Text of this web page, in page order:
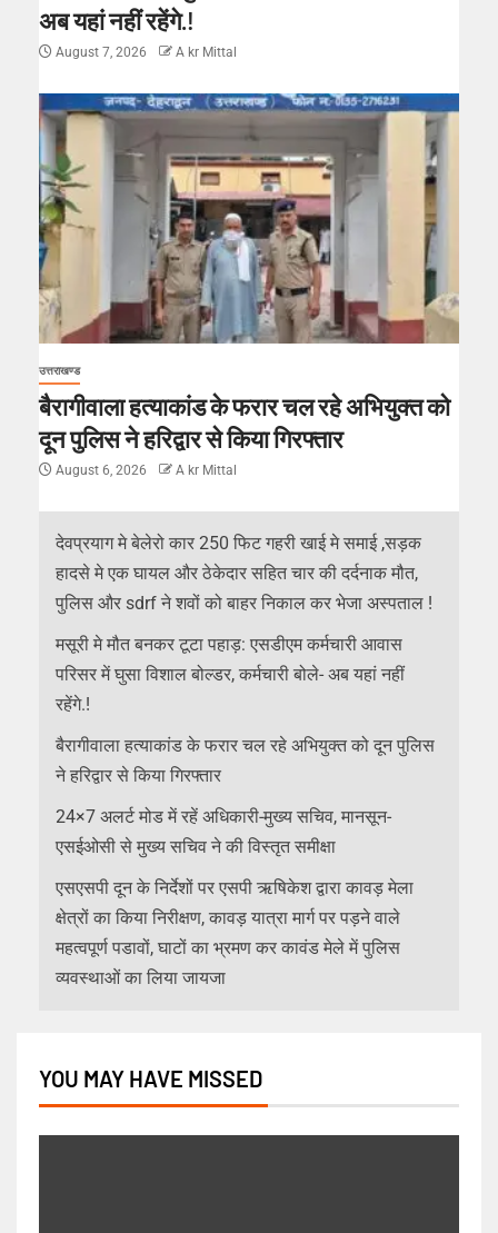
अब यहां नहीं रहेंगे.!
August 7, 2026 A kr Mittal
उत्तराखण्ड
बैरागीवाला हत्याकांड के फरार चल रहे अभियुक्त को
दून पुलिस ने हरिद्वार से किया गिरफ्तार
August 6, 2026 A kr Mittal
देवप्रयाग मे बेलेरो कार 250 फिट गहरी खाई मे समाई ,सड़क
हादसे मे एक घायल और ठेकेदार सहित चार की दर्दनाक मौत,
पुलिस और sdrf ने शवों को बाहर निकाल कर भेजा अस्पताल !
मसूरी मे मौत बनकर टूटा पहाड़: एसडीएम कर्मचारी आवास
परिसर में घुसा विशाल बोल्डर, कर्मचारी बोले- अब यहां नहीं
रहेंगे.!
बैरागीवाला हत्याकांड के फरार चल रहे अभियुक्त को दून पुलिस
ने हरिद्वार से किया गिरफ्तार
24×7 अलर्ट मोड में रहें अधिकारी-मुख्य सचिव, मानसून-
एसईओसी से मुख्य सचिव ने की विस्तृत समीक्षा
एसएसपी दून के निर्देशों पर एसपी ऋषिकेश द्वारा कावड़ मेला
क्षेत्रों का किया निरीक्षण, कावड़ यात्रा मार्ग पर पड़ने वाले
महत्वपूर्ण पडावों, घाटों का भ्रमण कर कावंड मेले में पुलिस
व्यवस्थाओं का लिया जायजा
YOU MAY HAVE MISSED